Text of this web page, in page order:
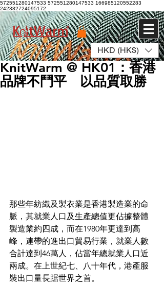
572551280147533 572551280147533 166985120552283
242382724095172
Log In HKD (HK$)
KnitWarm @ HK01：香港
品牌不鬥平 以品質取勝
那些年紡織及製衣業是香港製造業的命
脈，其就業人口及生產總值更佔據整體
製造業約四成，而在1980年更達到高
峰，連帶的進出口貿易行業，就業人數
合計達到46萬人，佔當年總就業人口近
兩成。在上世紀七、八十年代，港產服
裝出口量長踞世界之首。